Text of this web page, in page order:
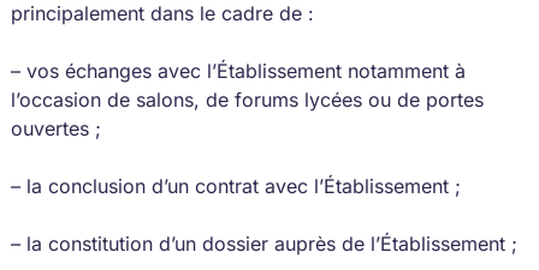
principalement dans le cadre de :
– vos échanges avec l’Établissement notamment à
l’occasion de salons, de forums lycées ou de portes
ouvertes ;
– la conclusion d’un contrat avec l’Établissement ;
– la constitution d’un dossier auprès de l’Établissement ;